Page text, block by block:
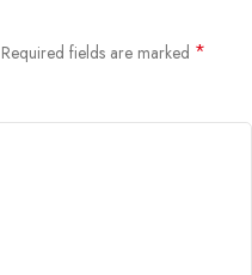
Required fields are marked *